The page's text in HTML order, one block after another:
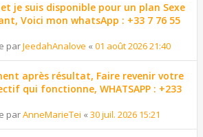
et je suis disponible pour un plan Sexe
Voici mon whatsApp : +33 7 76 55
parJeedahAnalove « 01 août 2026 21:40
après résultat, Faire revenir votre
qui fonctionne, WHATSAPP : +233
parAnneMarieTei « 30 juil. 2026 15:21